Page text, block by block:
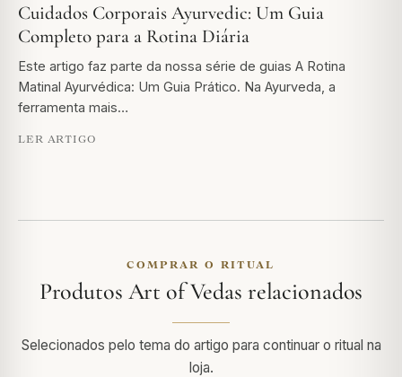
Cuidados Corporais Ayurvedic: Um Guia
Completo para a Rotina Diária
Este artigo faz parte da nossa série de guias A Rotina
Matinal Ayurvédica: Um Guia Prático. Na Ayurveda, a
ferramenta mais…
LER ARTIGO
COMPRAR O RITUAL
Produtos Art of Vedas relacionados
Selecionados pelo tema do artigo para continuar o ritual na
loja.